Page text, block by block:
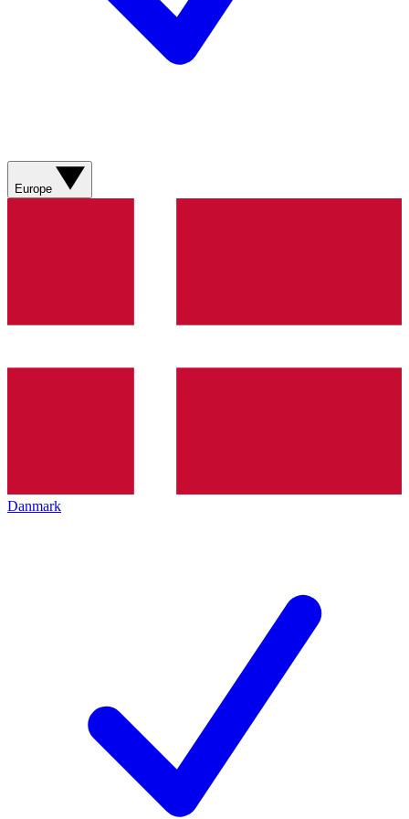
Europe
Danmark